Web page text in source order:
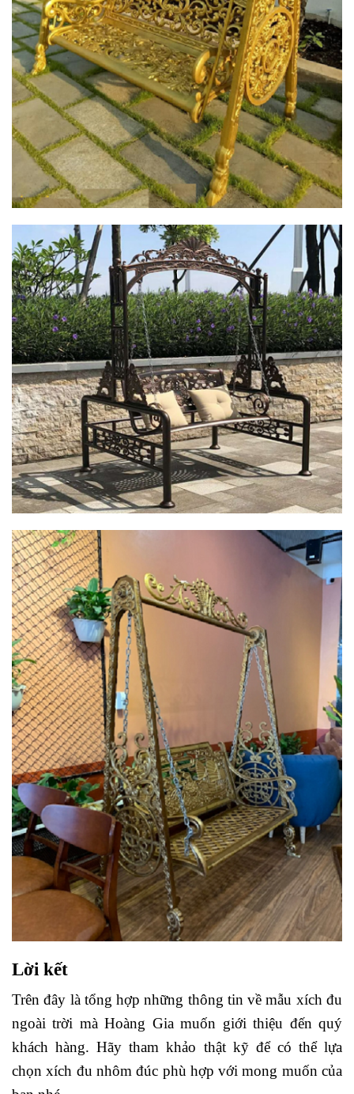
Lời kết
Trên đây là tổng hợp những thông tin về mẫu xích đu
ngoài trời mà Hoàng Gia muốn giới thiệu đến quý
khách hàng. Hãy tham khảo thật kỹ để có thể lựa
chọn xích đu nhôm đúc phù hợp với mong muốn của